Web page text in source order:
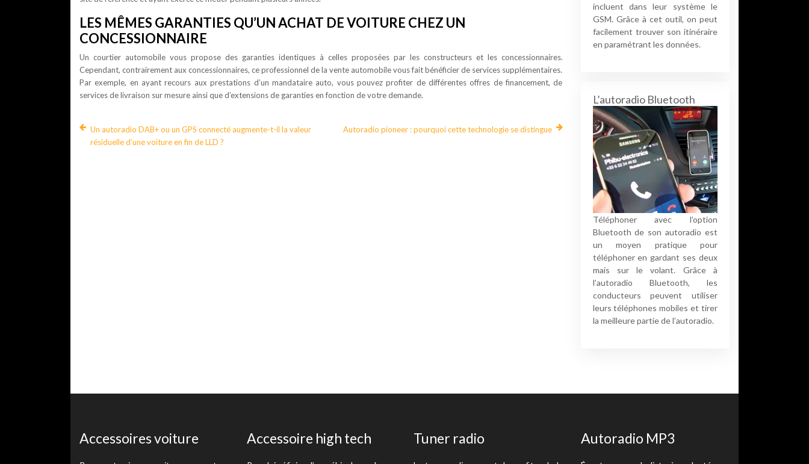
LES MÊMES GARANTIES QU’UN ACHAT DE VOITURE CHEZ UN
CONCESSIONNAIRE
Un courtier automobile vous propose des garanties identiques à celles proposées par les constructeurs et les concessionnaires.
Cependant, contrairement aux concessionnaires, ce professionnel de la vente automobile vous fait bénéficier de services supplémentaires.
Par exemple, en ayant recours aux prestations d’un mandataire auto, vous pouvez profiter de différentes offres de financement, de
services de livraison sur mesure ainsi que d’extensions de garanties en fonction de votre demande.
Un autoradio DAB+ ou un GPS connecté augmente-t-il la valeur
résiduelle d’une voiture en fin de LLD ?
Autoradio pioneer : pourquoi cette technologie se distingue
incluent dans leur système le
GSM. Grâce à cet outil, on peut
facilement trouver son itinéraire
en paramétrant les données.
L’autoradio Bluetooth
Téléphoner avec l’option
Bluetooth de son autoradio est
un moyen pratique pour
téléphoner en gardant ses deux
mais sur le volant. Grâce à
l’autoradio Bluetooth, les
conducteurs peuvent utiliser
leurs téléphones mobiles et tirer
la meilleure partie de l’autoradio.
Accessoires voiture Accessoire high tech Tuner radio Autoradio MP3